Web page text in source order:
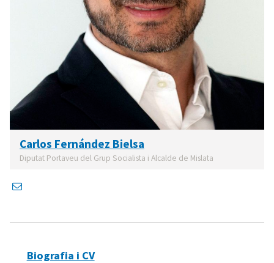
Carlos Fernández Bielsa
Diputat Portaveu del Grup Socialista i Alcalde de Mislata
Biografia i CV